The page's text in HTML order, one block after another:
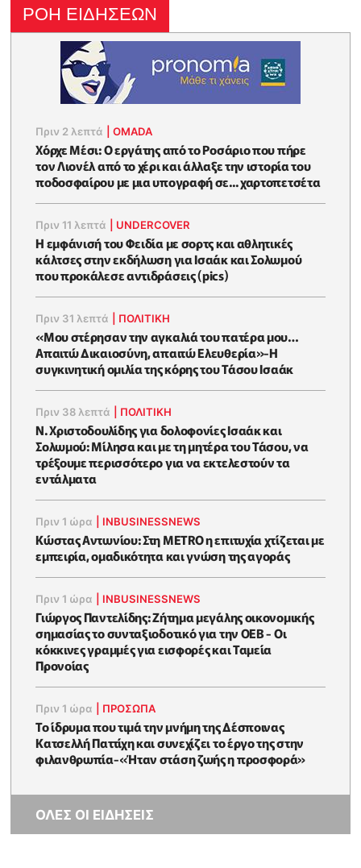
ΡΟΗ ΕΙΔΗΣΕΩΝ
Πριν 2 λεπτά |OMADA
Χόρχε Μέσι: Ο εργάτης από το Ροσάριο που πήρε
τον Λιονέλ από το χέρι και άλλαξε την ιστορία του
ποδοσφαίρου με μια υπογραφή σε... χαρτοπετσέτα
Πριν 11 λεπτά UNDERCOVER
Η εμφάνισή του Φειδία με σορτς και αθλητικές
κάλτσες στην εκδήλωση για Ισαάκ και Σολωμού
που προκάλεσε αντιδράσεις (pics)
Πριν 31 λεπτά ΠΟΛΙΤΙΚΗ
«Μου στέρησαν την αγκαλιά του πατέρα μου…
Απαιτώ Δικαιοσύνη, απαιτώ Ελευθερία»-Η
συγκινητική ομιλία της κόρης του Τάσου Ισαάκ
Πριν 38 λεπτά ΠΟΛΙΤΙΚΗ
Ν. Χριστοδουλίδης για δολοφονίες Ισαάκ και
Σολωμού: Μίλησα και με τη μητέρα του Τάσου, να
τρέξουμε περισσότερο για να εκτελεστούν τα
εντάλματα
Πριν 1 ώρα INBUSINESSNEWS
Κώστας Αντωνίου: Στη METRO η επιτυχία χτίζεται με
εμπειρία, ομαδικότητα και γνώση της αγοράς
Πριν 1 ώρα INBUSINESSNEWS
Γιώργος Παντελίδης: Ζήτημα μεγάλης οικονομικής
σημασίας το συνταξιοδοτικό για την ΟΕΒ - Οι
κόκκινες γραμμές για εισφορές και Ταμεία
Προνοίας
Πριν 1 ώρα ΠΡΟΣΩΠΑ
Το ίδρυμα που τιμά την μνήμη της Δέσποινας
Κατσελλή Παττίχη και συνεχίζει το έργο της στην
φιλανθρωπία-«Ήταν στάση ζωής η προσφορά»
ΟΛΕΣ ΟΙ ΕΙΔΗΣΕΙΣ